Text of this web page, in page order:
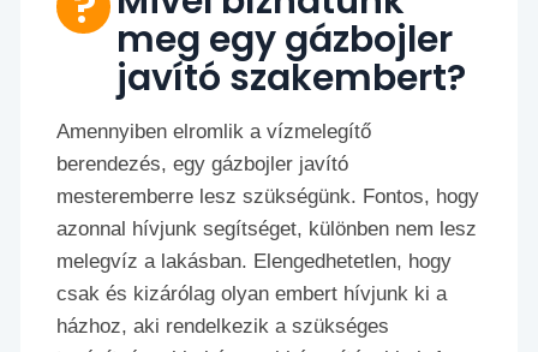
meg egy gázbojler
javító szakembert?
Amennyiben elromlik a vízmelegítő
berendezés, egy gázbojler javító
mesteremberre lesz szükségünk. Fontos, hogy
azonnal hívjunk segítséget, különben nem lesz
melegvíz a lakásban. Elengedhetetlen, hogy
csak és kizárólag olyan embert hívjunk ki a
házhoz, aki rendelkezik a szükséges